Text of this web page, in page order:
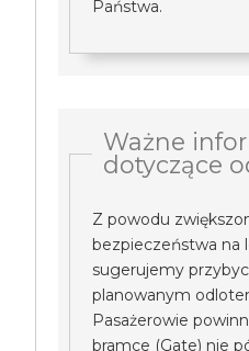
Państwa.
Ważne
dotyczące
Z powodu
bezpieczeństwa na
sugerujemy
planowanym
Pasażerowie
bramce (Gate) nie